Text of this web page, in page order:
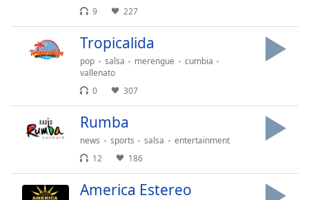
subtitles
settings
settings
dialog
subtitles
9
227
Tropicalida
pop salsa merengue
cumbia
vallenato
0
307
Rumba
news sports salsa
entertainment
12
186
America Estereo